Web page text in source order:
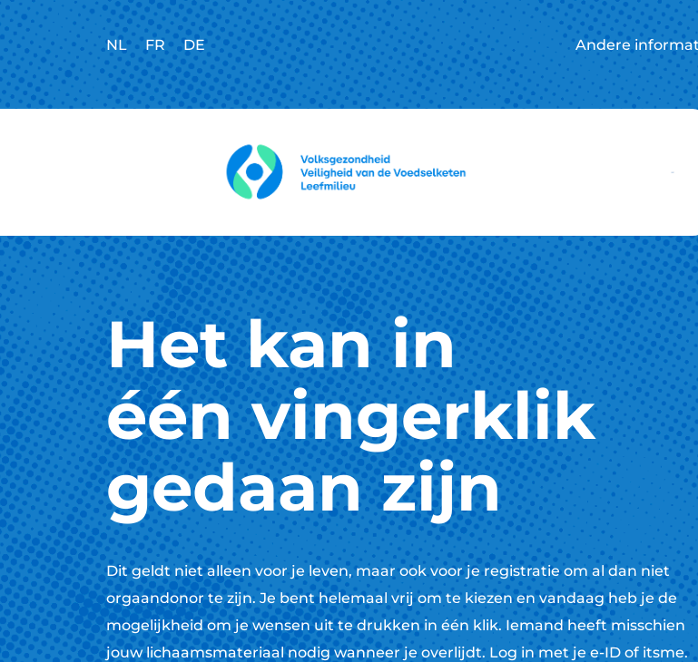
NL FR DE Andere
Het kan in
één vingerklik
gedaan zijn
Dit geldt niet alleen voor je leven, maar ook voor je registratie om al dan niet
orgaandonor te zijn. Je bent helemaal vrij om te kiezen en vandaag heb je de
mogelijkheid om je wensen uit te drukken in één klik. Iemand heeft misschien
jouw lichaamsmateriaal nodig wanneer je overlijdt. Log in met je e-ID of itsme.